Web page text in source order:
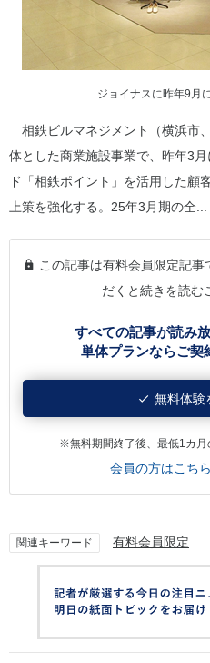
ジョイナスに昨年9月
相鉄ビルマネジメント（横浜市
体とした商業施設事業で、昨年3
ド「相鉄ポイント」を活用した顧
上策を強化する。25年3月期の全...
この記事は有料会員限定記
だくと続きを読む
すべての記事が読み
単体プランならご契
無料体験
※無料期間終了後、最低1カ月
会員の方はこち
関連キーワード 有料会員限定